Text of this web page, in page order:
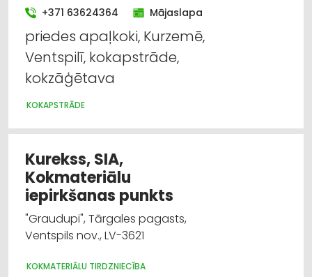
+371 63624364 Mājaslapa
priedes apaļkoki, Kurzemē,
Ventspilī, kokapstrāde,
kokzāģētava
KOKAPSTRĀDE
Kurekss, SIA,
Kokmateriālu
iepirkšanas punkts
"Graudupi", Tārgales pagasts,
Ventspils nov., LV-3621
KOKMATERIĀLU TIRDZNIECĪBA